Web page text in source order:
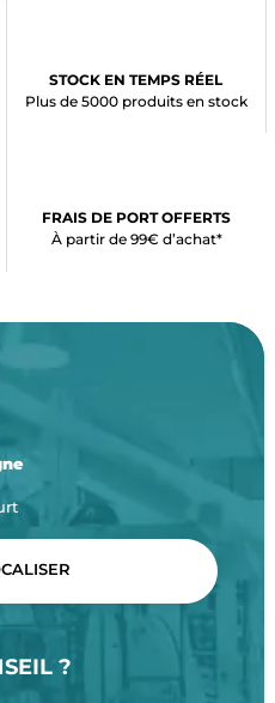
STOCK EN TEMPS RÉEL
Plus de 5000 produits en stock
FRAIS DE PORT OFFERTS
À partir de 99€ d’achat*
?